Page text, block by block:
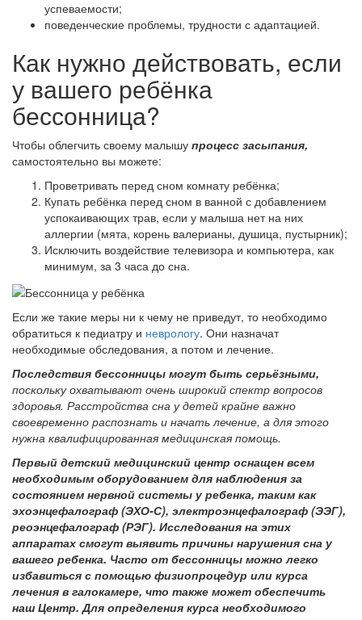
успеваемости;
поведенческие проблемы, трудности с адаптацией.
Как нужно действовать, если
у вашего ребёнка
бессонница?
Чтобы облегчить своему малышу процесс засыпания,
самостоятельно вы можете:
Проветривать перед сном комнату ребёнка;
Купать ребёнка перед сном в ванной с добавлением
успокаивающих трав, если у малыша нет на них
аллергии (мята, корень валерианы, душица, пустырник);
Исключить воздействие телевизора и компьютера, как
минимум, за 3 часа до сна.
Если же такие меры ни к чему не приведут, то необходимо
обратиться к педиатру и неврологу. Они назначат
необходимые обследования, а потом и лечение.
Последствия бессонницы могут быть серьёзными,
поскольку охватывают очень широкий спектр вопросов
здоровья. Расстройства сна у детей крайне важно
своевременно распознать и начать лечение, а для этого
нужна квалифицированная медицинская помощь.
Первый детский медицинский центр оснащен всем
необходимым оборудованием для наблюдения за
состоянием нервной системы у ребенка, таким как
эхоэнцефалограф (ЭХО-С), электроэнцефалограф (ЭЭГ),
реоэнцефалограф (РЭГ). Исследования на этих
аппаратах смогут выявить причины нарушения сна у
вашего ребенка. Часто от бессонницы можно легко
избавиться с помощью физиопроцедур или курса
лечения в галокамере, что также может обеспечить
наш Центр. Для определения курса необходимого